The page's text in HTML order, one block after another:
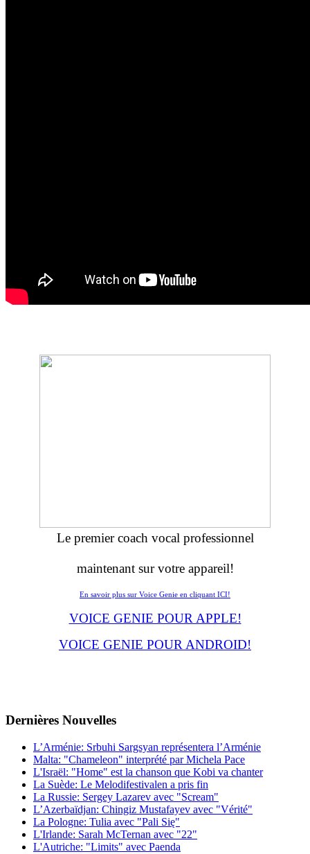
Le premier coach vocal professionnel
maintenant sur votre appareil!
En savoir plus sur Voice Genie en cliquant ICI!
VOICE GENIE POUR APPLE!
VOICE GENIE POUR ANDROID!
Dernières Νouvelles
L’Arménie: Srbuhi Sargsyan représentera l’Arménie
Malta: "Chameleon" interprété par Michela Pace
L'Israël: "Home" est la chanson que Kobi va chanter
La Suède: Le Melodifestivalen a pris fin
La Russie: Sergey Lazarev avec "Scream"
L’Azerbaïdjan: Chingiz Mustafayev avec "Vérité"
La Pologne: Tulia avec "Pali Się"
L'Irlande: Sarah McTernan avec "22"
L'Autriche: "Limits" avec Paenda